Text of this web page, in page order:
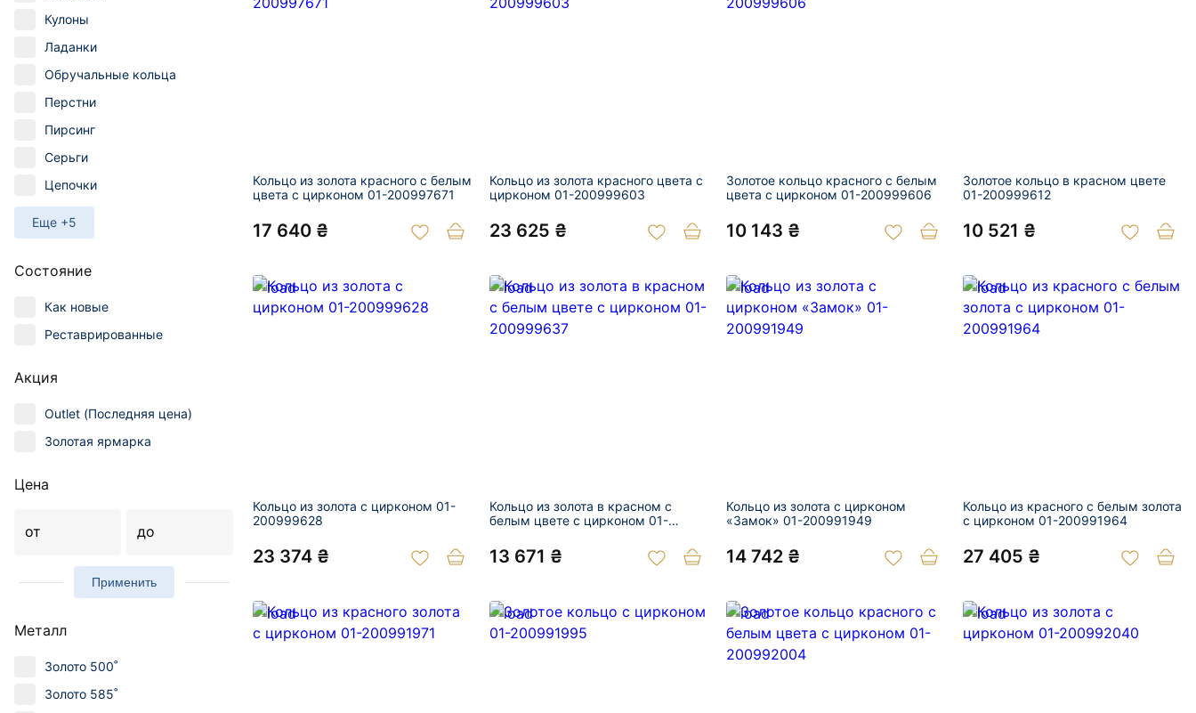
Кольцо из золота красного с белым
цвета с цирконом 01-200997671
17 640 ₴
Кольцо из золота красного цвета с
цирконом 01-200999603
23 625 ₴
Золотое кольцо красного с белым
цвета с цирконом 01-200999606
10 143 ₴
Золотое кольцо в красном цвете
01-200999612
10 521 ₴
Кольцо из золота с цирконом 01-
200999628
23 374 ₴
Кольцо из золота в красном с
белым цвете с цирконом 01-
13 671 ₴
Кольцо из золота с цирконом
«Замок» 01-200991949
14 742 ₴
Кольцо из красного с белым золота
с цирконом 01-200991964
27 405 ₴
Кулоны
Ладанки
Обручальные кольца
Перстни
Пирсинг
Серьги
Цепочки
Еще +5
Состояние
Как новые
Реставрированные
Акция
Outlet (Последняя цена)
Золотая ярмарка
Цена
от до
Применить
Металл
Золото 500˚
Золото 585˚